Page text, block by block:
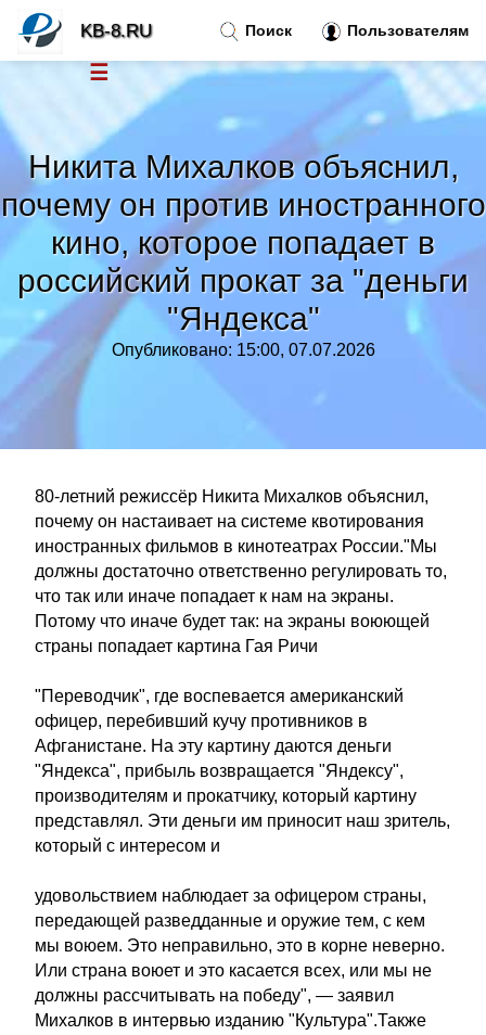
Никита Михалков объяснил,
почему он против иностранного
кино, которое попадает в
российский прокат за "деньги
"Яндекса"
Опубликовано: 15:00, 07.07.2026
80-летний режиссёр Никита Михалков объяснил,
почему он настаивает на системе квотирования
иностранных фильмов в кинотеатрах России."Мы
должны достаточно ответственно регулировать то,
что так или иначе попадает к нам на экраны.
Потому что иначе будет так: на экраны воюющей
страны попадает картина Гая Ричи
"Переводчик", где воспевается американский
офицер, перебивший кучу противников в
Афганистане. На эту картину даются деньги
"Яндекса", прибыль возвращается "Яндексу",
производителям и прокатчику, который картину
представлял. Эти деньги им приносит наш зритель,
который с интересом и
удовольствием наблюдает за офицером страны,
передающей разведданные и оружие тем, с кем
мы воюем. Это неправильно, это в корне неверно.
Или страна воюет и это касается всех, или мы не
должны рассчитывать на победу", — заявил
Михалков в интервью изданию "Культура".Также
Поиск Пользователям
KB-8.RU
☰
Тренды новостей»
Рубрики»
Правила »
Контакт